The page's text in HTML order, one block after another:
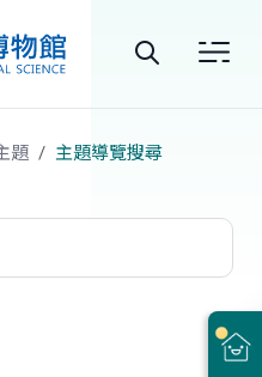
站
尋
題 主題導覽搜尋